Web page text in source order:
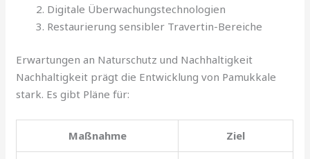
Digitale Überwachungstechnologien
Restaurierung sensibler Travertin-Bereiche
Erwartungen an Naturschutz und Nachhaltigkeit
Nachhaltigkeit prägt die Entwicklung von Pamukkale
stark. Es gibt Pläne für:
Maßnahme Ziel